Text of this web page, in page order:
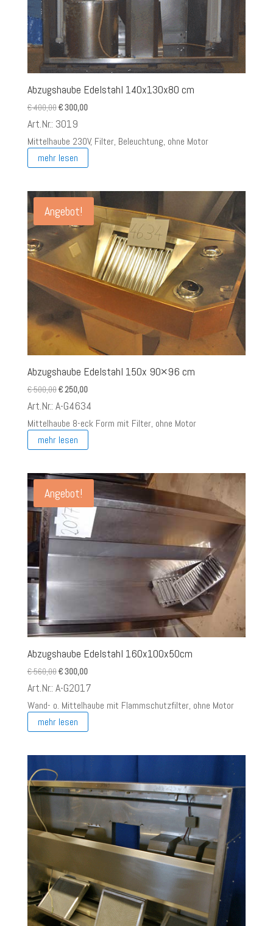
Abzugshaube Edelstahl 140x130x80 cm
€400,00Ursprünglicher
Preis
€ 400,00
€300,00Aktueller
€ 300,00.
Art.Nr.: 3019
Mittelhaube 230V, Filter, Beleuchtung, ohne Motor
mehr lesen
Angebot!
Abzugshaube Edelstahl 150x 90×96 cm
€500,00Ursprünglicher
Preis
€ 500,00
€250,00Aktueller
Preis
€ 250,00.
Art.Nr.: A-G4634
Mittelhaube 8-eck Form mit Filter, ohne Motor
mehr lesen
Angebot!
Abzugshaube Edelstahl 160x100x50cm
€560,00Ursprünglicher
Preis
€ 560,00
€300,00Aktueller
Preis
€ 300,00.
Art.Nr.: A-G2017
Wand- o. Mittelhaube mit Flammschutzfilter, ohne Motor
mehr lesen